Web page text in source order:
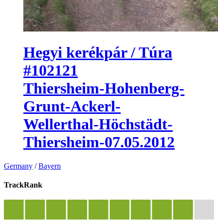
Hegyi kerékpár / Túra
#102121
Thiersheim-Hohenberg-
Grunt-Ackerl-
Wellerthal-Höchstädt-
Thiersheim-07.05.2012
Germany /Bayern
TrackRank